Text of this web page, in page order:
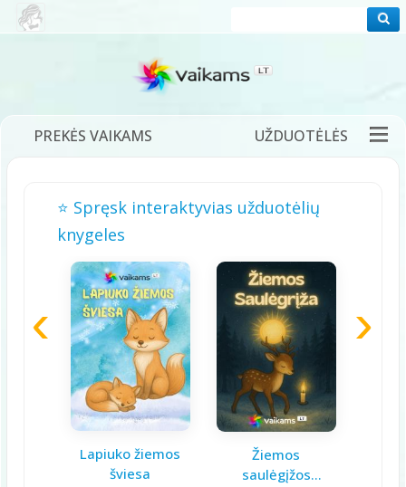
PREKĖS VAIKAMS UŽDUOTĖLĖS
DĖLIONĖS ŽAIDIMAI DAINELĖS
TĖVAMS
⭐ Spręsk interaktyvias užduotėlių
knygeles
Lapiuko žiemos
šviesa
Žiemos
saulėgįžos